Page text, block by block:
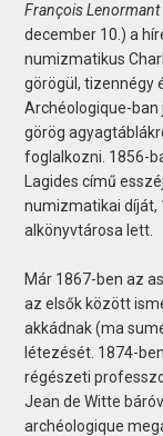
François Lenormant
december 10.) a
numizmatikus
görögül, tizennégy
Archéologique-
görög
foglalkozni. 1856-
Lagides című
numizmatikai díját,
alkönyvtárosa lett.
Már 1867-ben az
az elsők között
akkádnak (ma
létezését. 1874-
régészeti
Jean de Witte
archéologique